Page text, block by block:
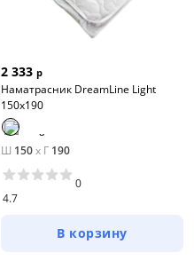
2 333 р
Наматрасник DreamLine Light
150х190
Ш 150x Г 190
4.7
0
В корзину